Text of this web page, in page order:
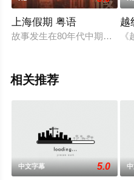
上海假期 粤语
故事发生在80年代中期的上
越
相关推荐
中文字幕 5.0